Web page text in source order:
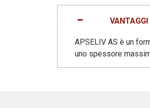
VANTAGGI
APSELIV AS è un
uno spessore